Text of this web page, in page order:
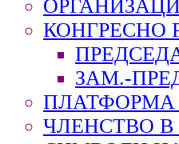
КОНГРЕСНО
ЗАМ.-
ПЛАТФОРМА
ЧЛЕНСТВО В